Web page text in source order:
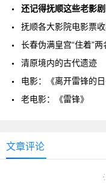
还记得抚顺这些老影
抚顺各大影院电影票
长春伪满皇宫“住着”
清原境内的古代遗迹
电影：《离开雷锋的日
老电影：《雷锋》
文章评论